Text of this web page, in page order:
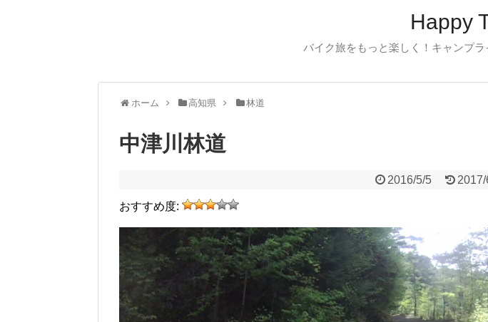
Happy
バイク旅をもっと楽しく！キャンプラ
ホーム 高知県 林道
中津川林道
2016/5/5 2017/
おすすめ度: